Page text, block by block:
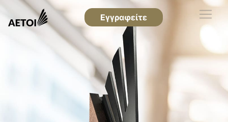
Εγγραφείτε